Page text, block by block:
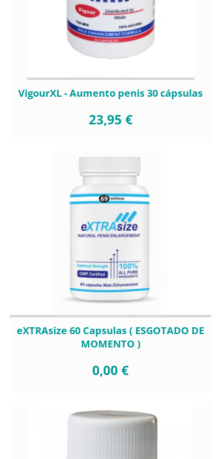
VigourXL - Aumento penis 30 cápsulas
23,95 €
eXTRAsize 60 Capsulas ( ESGOTADO DE
MOMENTO )
0,00 €